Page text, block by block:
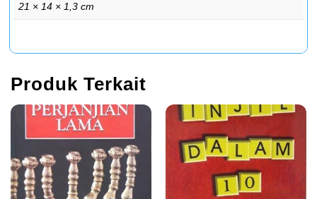
21 × 14 × 1,3 cm
Produk Terkait